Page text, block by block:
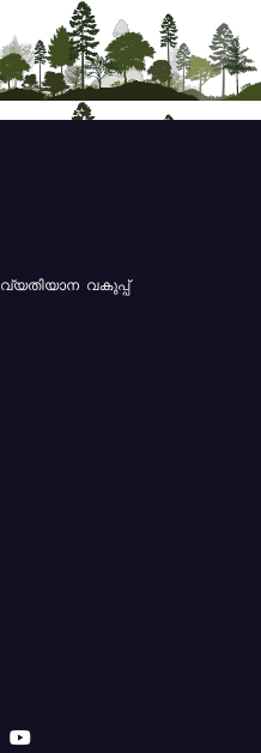
വ്യതിയാന വകുപ്പ്